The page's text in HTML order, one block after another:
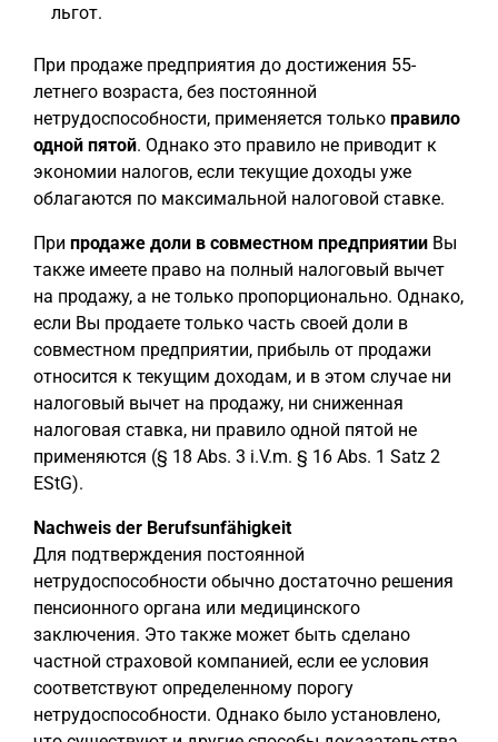
льгот.
При продаже предприятия до достижения 55-
летнего возраста, без постоянной
нетрудоспособности, применяется только правило
одной пятой. Однако это правило не приводит к
экономии налогов, если текущие доходы уже
облагаются по максимальной налоговой ставке.
При продаже доли в совместном предприятии Вы
также имеете право на полный налоговый вычет
на продажу, а не только пропорционально. Однако,
если Вы продаете только часть своей доли в
совместном предприятии, прибыль от продажи
относится к текущим доходам, и в этом случае ни
налоговый вычет на продажу, ни сниженная
налоговая ставка, ни правило одной пятой не
применяются (§ 18 Abs. 3 i.V.m. § 16 Abs. 1 Satz 2
EStG).
Nachweis der Berufsunfähigkeit
Для подтверждения постоянной
нетрудоспособности обычно достаточно решения
пенсионного органа или медицинского
заключения. Это также может быть сделано
частной страховой компанией, если ее условия
соответствуют определенному порогу
нетрудоспособности. Однако было установлено,